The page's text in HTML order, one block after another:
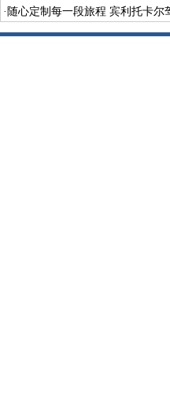
· 随心定制每一段旅程 宾利托卡尔